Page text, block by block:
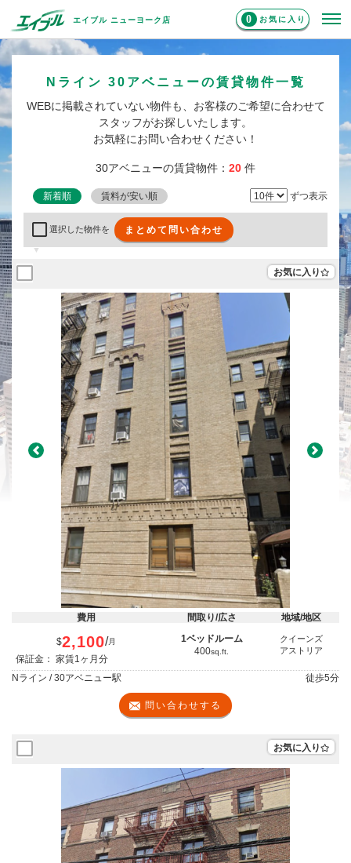
エイブル ニューヨーク店 0 お気に入り
Nライン 30アベニューの賃貸物件一覧
WEBに掲載されていない物件も、お客様のご希望に合わせて
スタッフがお探しいたします。
お気軽にお問い合わせください！
30アベニューの賃貸物件： 20 件
選択した物件を まとめて問い合わせ
新着順 賃料が安い順 ずつ表示
お気に入り
Previous Next
費用 間取り/広さ 地域/地区
$2,100/月
保証金： 家賃1ヶ月分
1ベッドルーム
400sq.ft.
クイーンズ
アストリア
Nライン / 30アベニュー駅 徒歩5分
問い合わせする
お気に入り